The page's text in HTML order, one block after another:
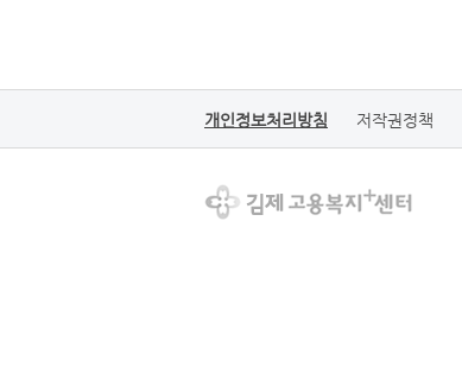
개인정보처리방침 저작권정책